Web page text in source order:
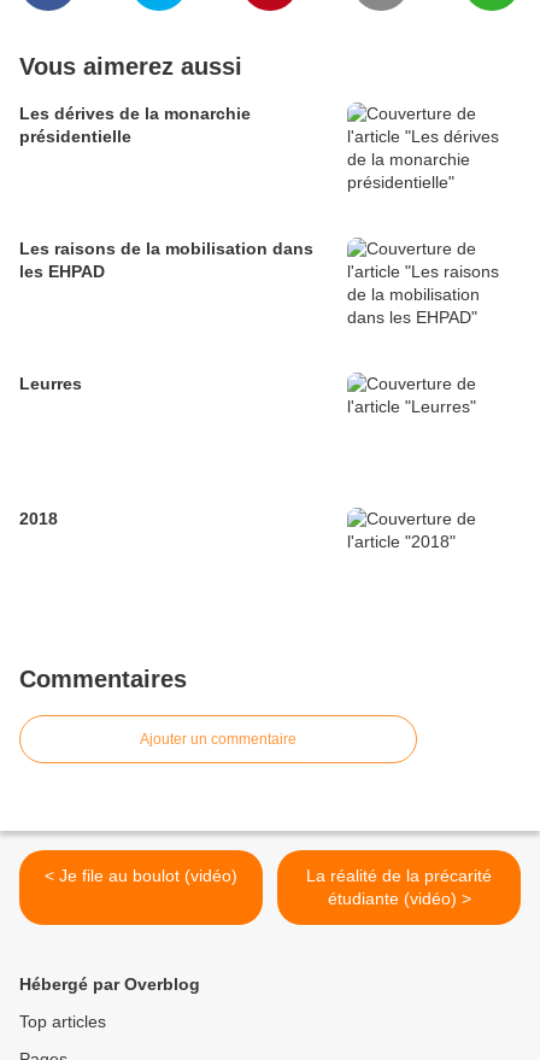
Vous aimerez aussi
Les dérives de la monarchie
présidentielle
Les raisons de la mobilisation dans
les EHPAD
Leurres
2018
Commentaires
Ajouter un commentaire
< Je file au boulot (vidéo)
La réalité de la précarité
étudiante (vidéo) >
Hébergé par Overblog
Top articles